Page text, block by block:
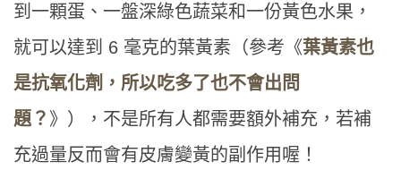
到一顆蛋、一盤深綠色蔬菜和一份黃色水果，
就可以達到 6 毫克的葉黃素（參考《葉黃素也
是抗氧化劑，所以吃多了也不會出問
題？ 》），不是所有人都需要額外補充，若補
充過量反而會有皮膚變黃的副作用喔！